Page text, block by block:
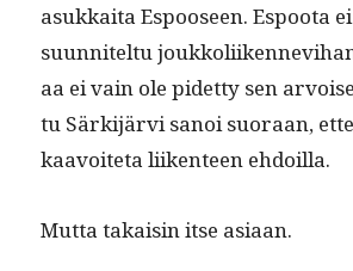
asukkai­ta Espooseen. Espoo­ta
suun­nitel­tu
aa ei vain ole pidet­ty sen
tu Särk­i­järvi sanoi suo­raan,
kaavoite­ta liiken­teen ehdoilla.
Mut­ta takaisin itse asiaan.